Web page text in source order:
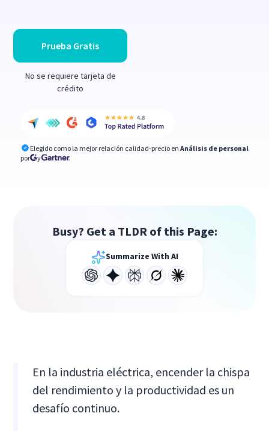
Prueba Gratis
No se requiere tarjeta de
crédito
Elegido como la mejor relación calidad-precio en Análisis de personal
por
y
Busy? Get a TLDR of this Page:
Summarize With AI
En la industria eléctrica, encender la chispa
del rendimiento y la productividad es un
desafío continuo.